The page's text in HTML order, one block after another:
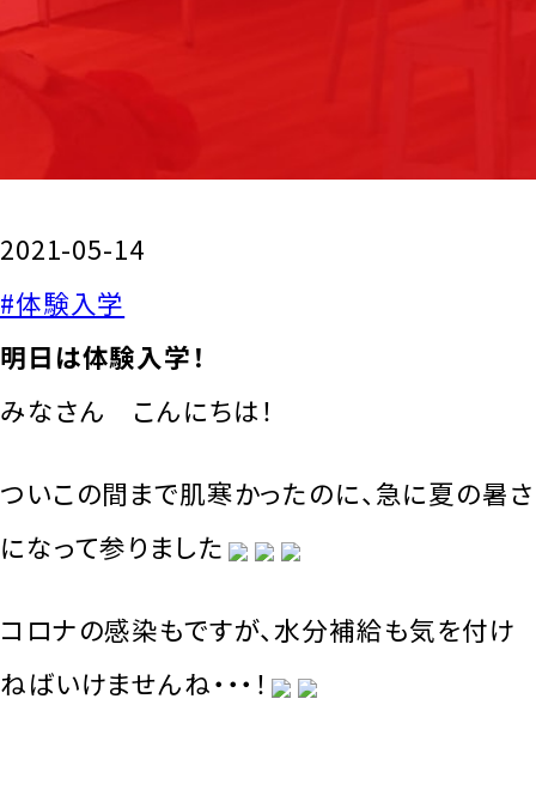
2021-05-14
#体験入学
明日は体験入学！
みなさん こんにちは！
ついこの間まで肌寒かったのに、急に夏の暑さ
になって参りました
コロナの感染もですが、水分補給も気を付け
ねばいけませんね・・・！